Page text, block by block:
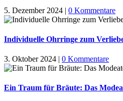
5. Dezember 2024 | 0 Kommentare
Individuelle Ohrringe zum
3. Oktober 2024 | 0 Kommentare
Ein Traum für Bräute: Das